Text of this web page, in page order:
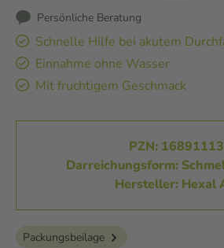
Persönliche Beratung
Schnelle Hilfe bei akutem
Einnahme ohne Wasser
Mit fruchtigem Geschmack
PZN: 16891113
Darreichungsform:
Hersteller: Hexal
Packungsbeilage